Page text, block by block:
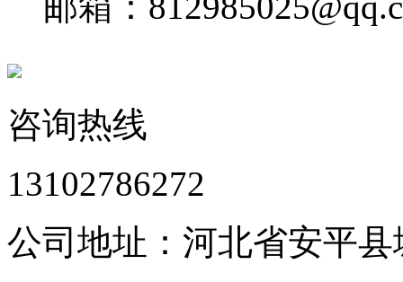
咨询热线
13102786272
公司地址：河北省安平